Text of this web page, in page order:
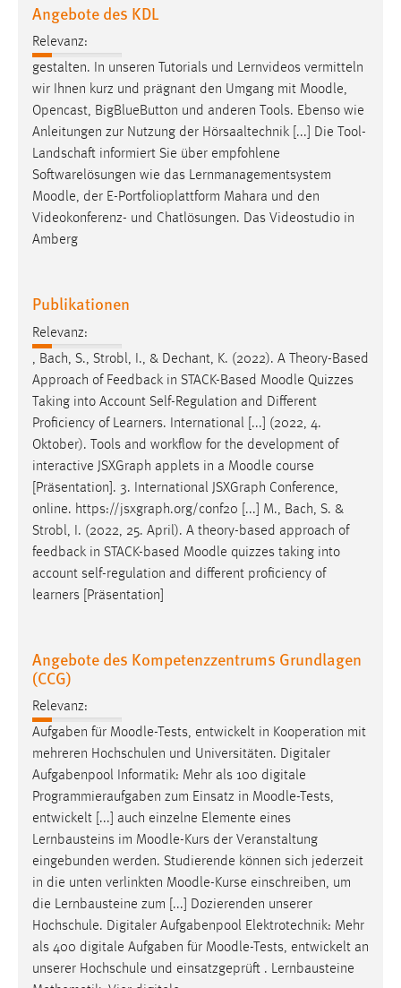
Angebote des KDL
Relevanz:
gestalten. In unseren Tutorials und Lernvideos vermitteln
wir Ihnen kurz und prägnant den Umgang mit Moodle,
Opencast, BigBlueButton und anderen Tools. Ebenso wie
Anleitungen zur Nutzung der Hörsaaltechnik [...] Die Tool-
Landschaft informiert Sie über empfohlene
Softwarelösungen wie das Lernmanagementsystem
Moodle, der E-Portfolioplattform Mahara und den
Videokonferenz- und Chatlösungen. Das Videostudio in
Amberg
Publikationen
Relevanz:
, Bach, S., Strobl, I., & Dechant, K. (2022). A Theory-Based
Approach of Feedback in STACK-Based Moodle Quizzes
Taking into Account Self-Regulation and Different
Proficiency of Learners. International [...] (2022, 4.
Oktober). Tools and workflow for the development of
interactive JSXGraph applets in a Moodle course
[Präsentation]. 3. International JSXGraph Conference,
online. https://jsxgraph.org/conf20 [...] M., Bach, S. &
Strobl, I. (2022, 25. April). A theory-based approach of
feedback in STACK-based Moodle quizzes taking into
account self-regulation and different proficiency of
learners [Präsentation]
Angebote des Kompetenzzentrums Grundlagen
(CCG)
Relevanz:
Aufgaben für Moodle-Tests, entwickelt in Kooperation mit
mehreren Hochschulen und Universitäten. Digitaler
Aufgabenpool Informatik: Mehr als 100 digitale
Programmieraufgaben zum Einsatz in Moodle-Tests,
entwickelt [...] auch einzelne Elemente eines
Lernbausteins im Moodle-Kurs der Veranstaltung
eingebunden werden. Studierende können sich jederzeit
in die unten verlinkten Moodle-Kurse einschreiben, um
die Lernbausteine zum [...] Dozierenden unserer
Hochschule. Digitaler Aufgabenpool Elektrotechnik: Mehr
als 400 digitale Aufgaben für Moodle-Tests, entwickelt an
unserer Hochschule und einsatzgeprüft . Lernbausteine